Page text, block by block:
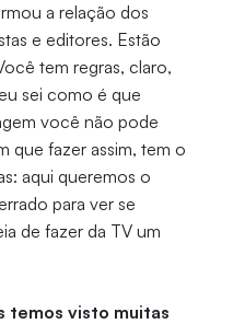
a relação dos
e editores. Estão
tem regras, claro,
sei como é que
você não pode
que fazer assim, tem o
aqui queremos o
para ver se
de fazer da TV um
temos visto muitas